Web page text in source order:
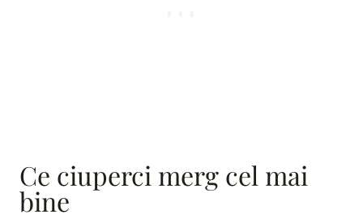
Ce ciuperci merg cel mai
bine